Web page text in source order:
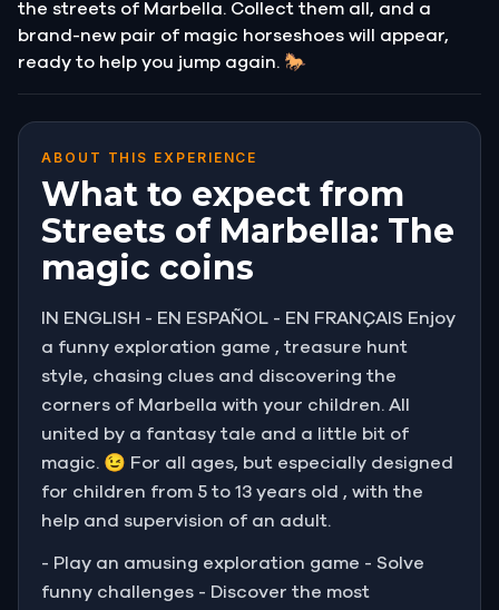
the streets of Marbella. Collect them all, and a
brand-new pair of magic horseshoes will appear,
ready to help you jump again. 🐎
ABOUT THIS EXPERIENCE
What to expect from
Streets of Marbella: The
magic coins
IN ENGLISH - EN ESPAÑOL - EN FRANÇAIS Enjoy
a funny exploration game , treasure hunt
style, chasing clues and discovering the
corners of Marbella with your children. All
united by a fantasy tale and a little bit of
magic. 😉 For all ages, but especially designed
for children from 5 to 13 years old , with the
help and supervision of an adult.
- Play an amusing exploration game - Solve
funny challenges - Discover the most